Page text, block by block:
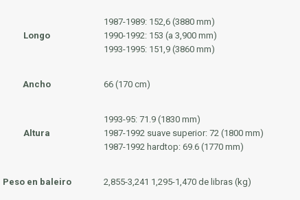
Longo
1987-1989: 152,6 (3880 mm)
1990-1992: 153 (a 3,900 mm)
1993-1995: 151,9 (3860 mm)
Ancho 66 (170 cm)
Altura
1993-95: 71.9 (1830 mm)
1987-1992 suave superior: 72 (1800 mm)
1987-1992 hardtop: 69.6 (1770 mm)
Peso en baleiro 2,855-3,241 1,295-1,470 de libras (kg)